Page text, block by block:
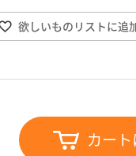
欲しいものリストに追
カー